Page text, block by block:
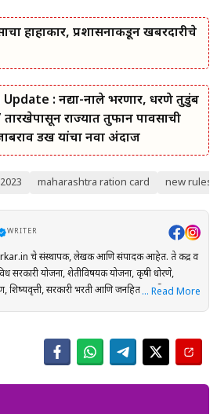
हाहाकार, प्रशासनाकडून खबरदारीचे
: नद्या-नाले भरणार, धरणे तुडुंब
तारखेपासून राज्यात तुफान पावसाची
डख यांचा नवा अंदाज
maharashtra ration card new rules
WRITER
चे संस्थापक, लेखक आणि संपादक आहेत. ते केंद्र व
सरकारी योजना, शेतीविषयक योजना, कृषी धोरणे,
शिष्यवृत्ती, सरकारी भरती आणि जनहिताच्या विषयांवर
संदर्भ घेऊन माहितीची पडताळणी केली जाते.
पात्रता, आवश्यक कागदपत्रे, लाभ, अंतिम मुदत आणि
विश्वासार्ह, अद्ययावत आणि उपयुक्त माहिती
… Read More